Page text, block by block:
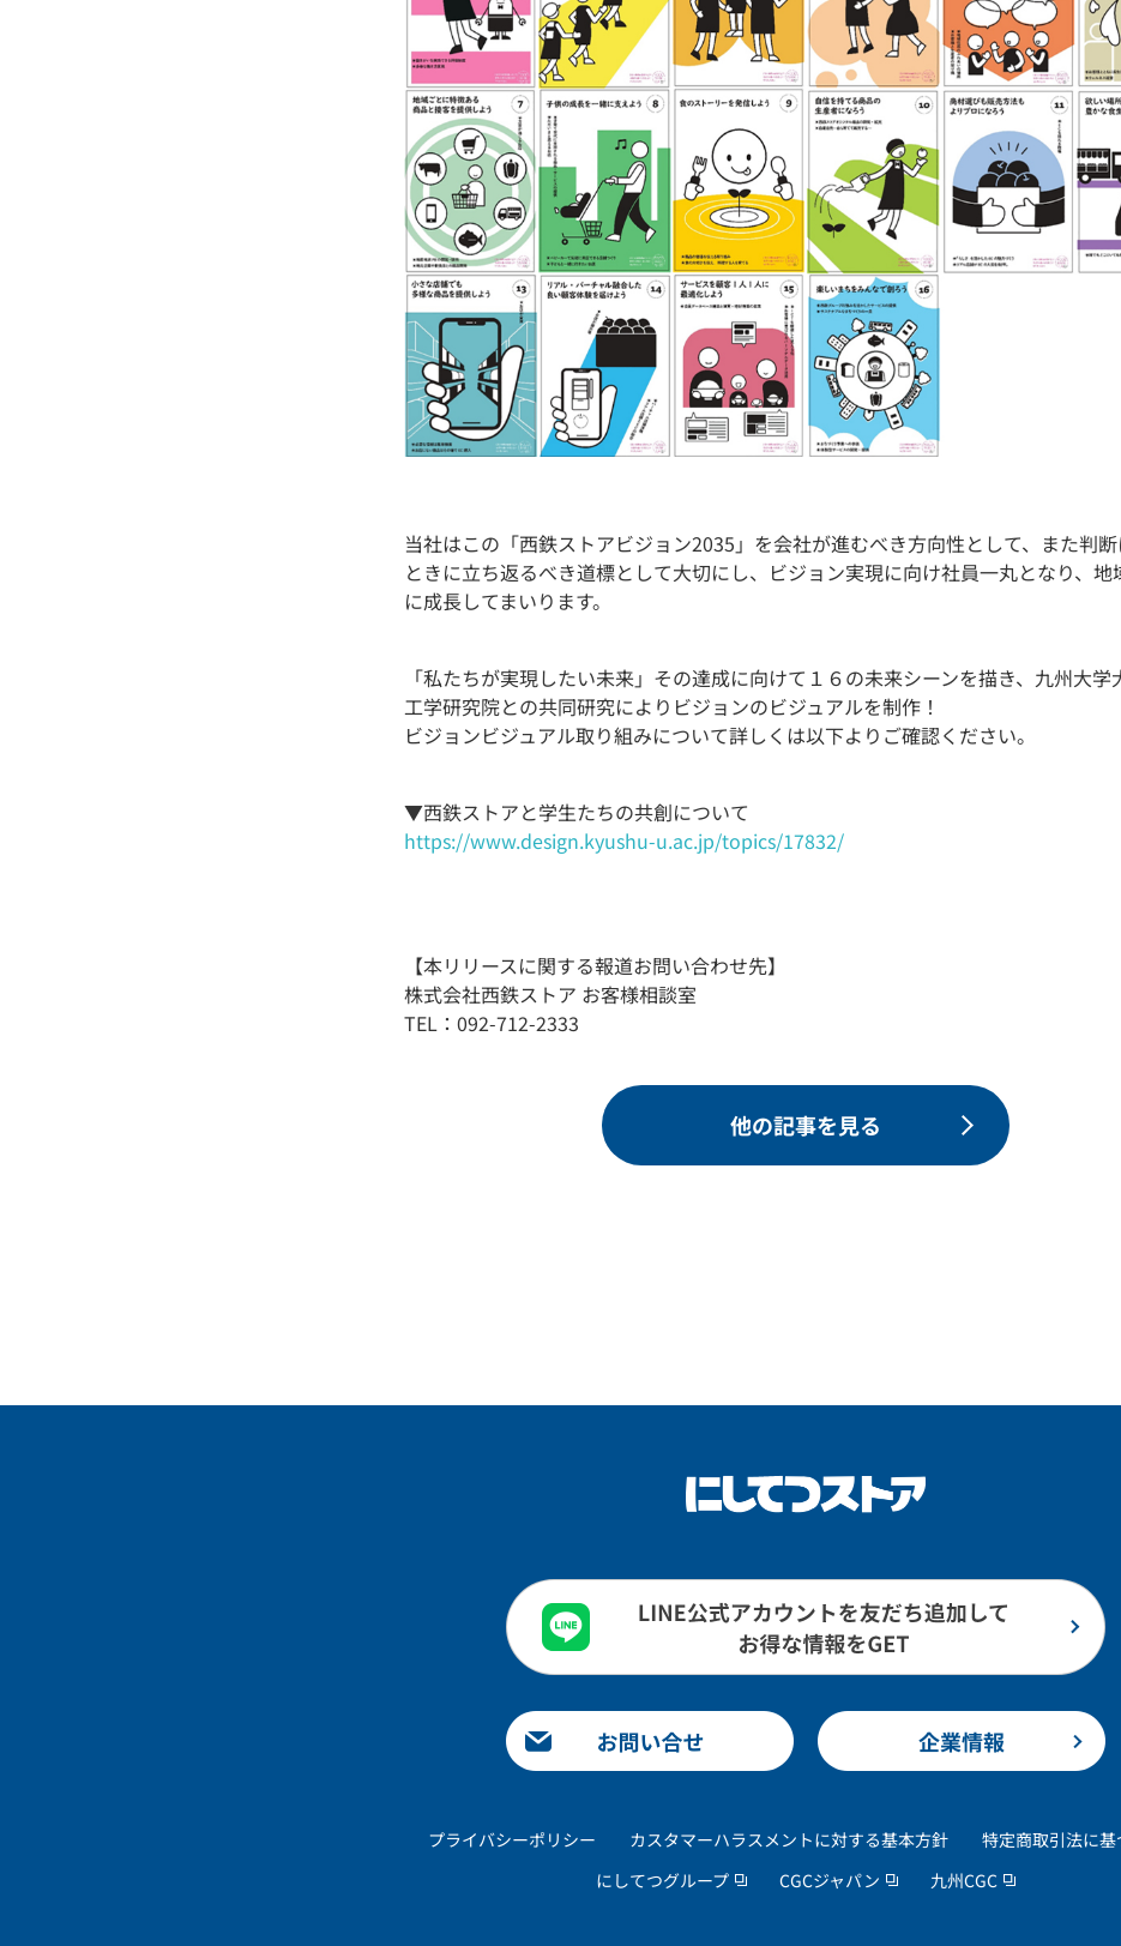
当社はこの「西鉄ストアビジョン2035」を会社が進むべき方向性として、また判
ときに立ち返るべき道標として大切にし、ビジョン実現に向け社員一丸となり、地
に成長してまいります。
「私たちが実現したい未来」その達成に向けて１６の未来シーンを描き、九州大学
工学研究院との共同研究によりビジョンのビジュアルを制作！
ビジョンビジュアル取り組みについて詳しくは以下よりご確認ください。
▼西鉄ストアと学生たちの共創について
https://www.design.kyushu-u.ac.jp/topics/17832/
【本リリースに関する報道お問い合わせ先】
株式会社西鉄ストア お客様相談室
TEL：092-712-2333
他の記事を見る
プライバシーポリシー カスタマーハラスメントに対する基本方針
特定商取引法に
にしてつグループ
CGCジャパン 九州CGC